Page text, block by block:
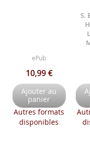
ePub
10,99 €
Ajouter au
panier
Autres formats
disponibles
S.